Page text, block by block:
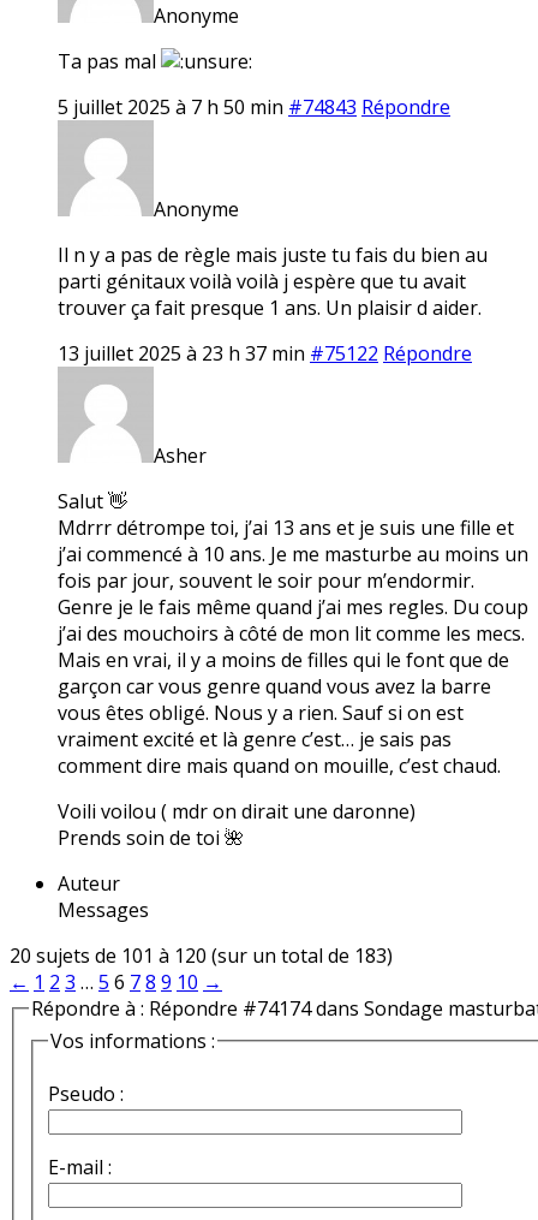
Anonyme
Ta pas mal
5 juillet 2025 à 7 h 50 min #74843 Répondre
Anonyme
Il n y a pas de règle mais juste tu fais du bien au
parti génitaux voilà voilà j espère que tu avait
trouver ça fait presque 1 ans. Un plaisir d aider.
13 juillet 2025 à 23 h 37 min #75122 Répondre
Asher
Salut 👋
Mdrrr détrompe toi, j’ai 13 ans et je suis une fille et
j’ai commencé à 10 ans. Je me masturbe au moins un
fois par jour, souvent le soir pour m’endormir.
Genre je le fais même quand j’ai mes regles. Du coup
j’ai des mouchoirs à côté de mon lit comme les mecs.
Mais en vrai, il y a moins de filles qui le font que de
garçon car vous genre quand vous avez la barre
vous êtes obligé. Nous y a rien. Sauf si on est
vraiment excité et là genre c’est… je sais pas
comment dire mais quand on mouille, c’est chaud.
Voili voilou ( mdr on dirait une daronne)
Prends soin de toi 🌺
Auteur
Messages
20 sujets de 101 à 120 (sur un total de 183)
← 1 2 3 … 5 6 78 9 10 →
Répondre à : Répondre #74174 dans Sondage
Vos informations :
Pseudo :
E-mail :